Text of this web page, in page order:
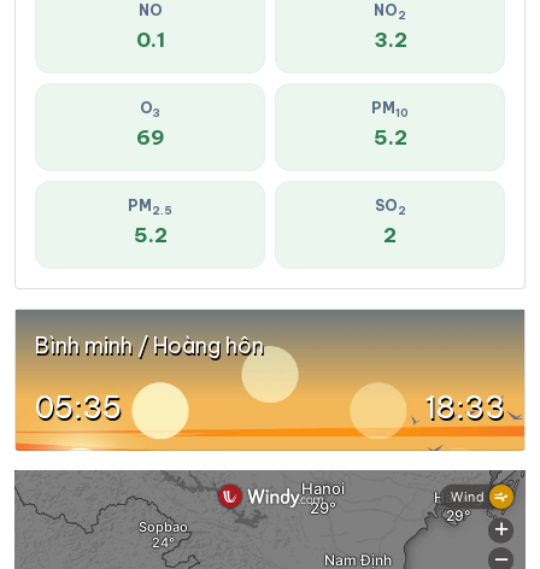
NO
0.1
NO2
3.2
O3
69
PM 10
5.2
PM 2.5
5.2
SO2
2
Bình minh / Hoàng hôn
05:35 18:33